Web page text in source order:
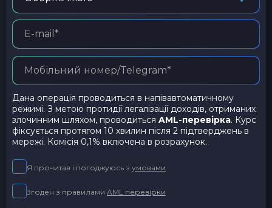
Дана операція проводиться в напівавтоматичному
режимі. З метою протидії легалізації доходів, отриманих
злочинним шляхом, проводиться AML-перевірка. Курс
фіксується протягом 10 хвилин після 2 підтверджень в
мережі. Комісія 0,1% включена в розрахунок.
Я прочитав і погоджуюсь з умовами
Згоден з правилами AML перевірки